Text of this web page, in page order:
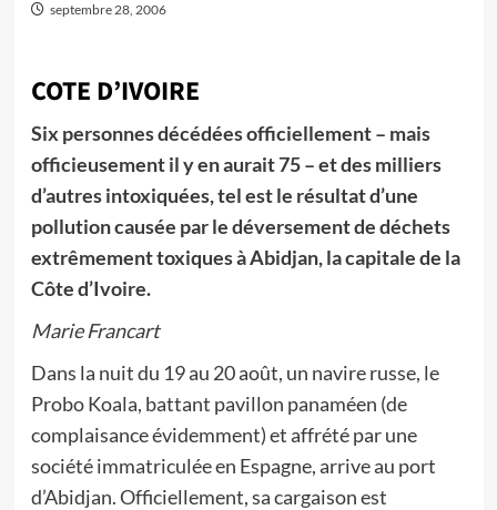
septembre 28, 2006
COTE D’IVOIRE
Six personnes décédées officiellement – mais
officieusement il y en aurait 75 – et des milliers
d’autres intoxiquées, tel est le résultat d’une
pollution causée par le déversement de déchets
extrêmement toxiques à Abidjan, la capitale de la
Côte d’Ivoire.
Marie Francart
Dans la nuit du 19 au 20 août, un navire russe, le
Probo Koala, battant pavillon panaméen (de
complaisance évidemment) et affrété par une
société immatriculée en Espagne, arrive au port
d’Abidjan. Officiellement, sa cargaison est